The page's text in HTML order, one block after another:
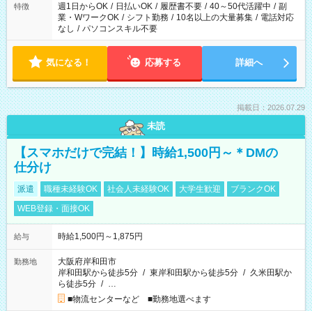
特徴 週1日からOK / 日払いOK / 履歴書不要 / 40～50代活躍中 / 副
業・WワークOK / シフト勤務 / 10名以上の大量募集 / 電話対応
なし / パソコンスキル不要
気になる！ 応募する 詳細へ
掲載日：2026.07.29
未読
【スマホだけで完結！】時給1,500円～＊DMの
仕分け
派遣 職種未経験OK 社会人未経験OK 大学生歓迎
ブランクOK
WEB登録・面接OK
給与 時給1,500円～1,875円
勤務地
大阪府岸和田市
岸和田駅から徒歩5分 / 東岸和田駅から徒歩5分 / 久米田駅か
ら徒歩5分 / …
■物流センターなど ■勤務地選べます